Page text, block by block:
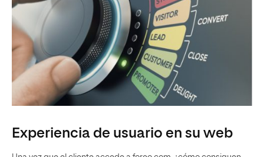
Experiencia de usuario en su web